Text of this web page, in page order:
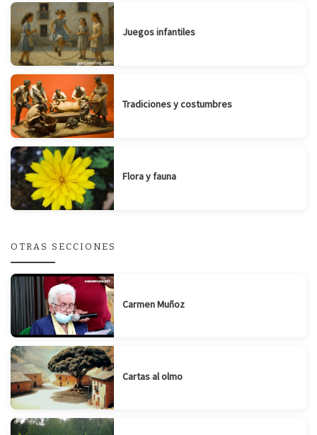
Juegos infantiles
Tradiciones y costumbres
Flora y fauna
OTRAS SECCIONES
Carmen Muñoz
Cartas al olmo